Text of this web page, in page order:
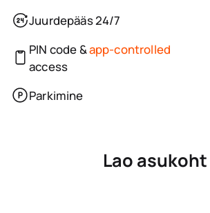
Juurdepääs 24/7
PIN code &app-controlled
access
Parkimine
Lao asukoht